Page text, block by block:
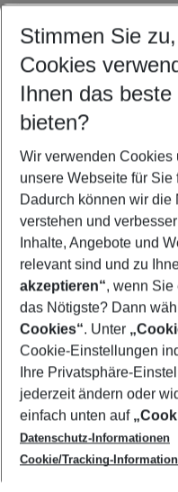
Ändern Sie Ihre Kriterien
Abflughafen wählen
Beliebiger
Reisezeitraum wählen
08.08.26– 06.08.27
2 Erwachsene
Mehr
Footer
Footer navigation
Über uns
AGB
Cookie-Einstellungen
Cookie-Richtlinie
Datenschutz
Service & Hilfe
Barrierefreies Reisen
Check-in
Folgen Sie uns
Stimmen Sie
Cookies
Ihnen das
bieten?
Wir verwenden Cookies
unsere Webseite für
Dadurch können wir die
verstehen und
Inhalte, Angebote und
relevant sind und zu
akzeptieren“, wenn Sie
das Nötigste? Dann
Cookies“. Unter
Cookie-Einstellungen
Ihre Privatsphäre-
jederzeit ändern oder
einfach unten auf
Datenschutz-Informationen
Cookie/Tracking-